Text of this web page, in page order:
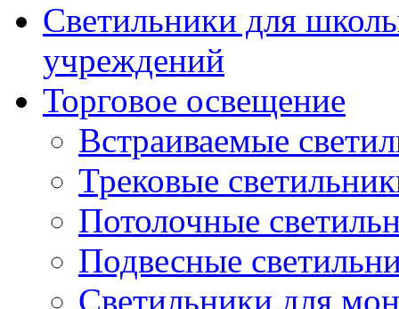
Светильники для
учреждений
Торговое освещение
Встраиваемые
Трековые
Потолочные
Подвесные
Светильники для